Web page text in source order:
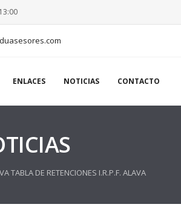
ENLACES NOTICIAS CONTACTO
TABLA DE RETENCIONES I.R.P.F. ALAVA